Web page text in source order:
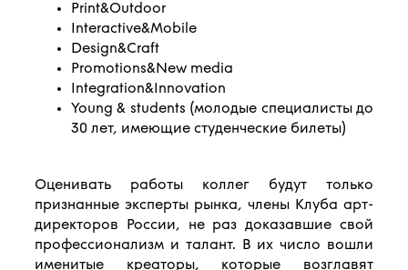
Print&Outdoor
Interactive&Mobile
Design&Craft
Promotions&New media
Integration&Innovation
Young & students (молодые специалисты до
30 лет, имеющие студенческие билеты)
Оценивать работы коллег будут только
признанные эксперты рынка, члены Клуба арт-
директоров России, не раз доказавшие свой
профессионализм и талант. В их число вошли
именитые креаторы, которые возглавят